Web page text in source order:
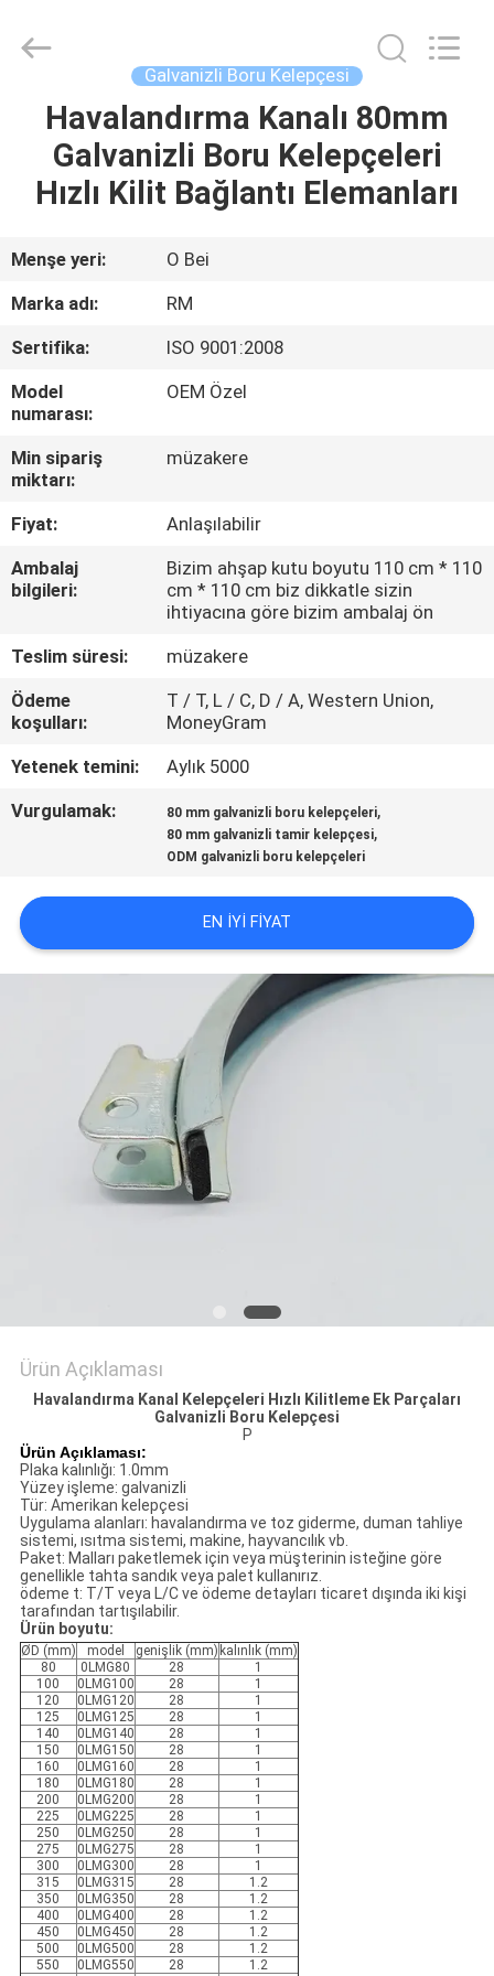
EVDE
ÜRÜNLER
HAKKIMIZDA
TURU
KONTROLÜ
BIZE
ULAŞIN
HABERLER
DURUMLAR
HARITASI
PRIVACY
POLICY
TRADE
CO.,LTD.
Galvanizli Boru Kelepçesi
Havalandırma Kanalı 80mm
Galvanizli Boru Kelepçeleri
Hızlı Kilit Bağlantı Elemanları
Menşe yeri:
O Bei
Marka adı:
RM
Sertifika:
ISO 9001:2008
Model
numarası:
OEM Özel
Min sipariş
miktarı:
müzakere
Fiyat:
Anlaşılabilir
Ambalaj
bilgileri:
Bizim ahşap kutu boyutu 110 cm * 110
cm * 110 cm biz dikkatle sizin
ihtiyacına göre bizim ambalaj ön
Teslim süresi:
müzakere
Ödeme
koşulları:
T / T, L / C, D / A, Western Union,
MoneyGram
Yetenek temini:
Aylık 5000
Vurgulamak:
80 mm galvanizli boru kelepçeleri,
80 mm galvanizli tamir kelepçesi,
ODM galvanizli boru kelepçeleri
EN IYI FIYAT
Ürün Açıklaması
Havalandırma Kanal Kelepçeleri Hızlı Kilitleme Ek Parçaları
Galvanizli Boru Kelepçesi
P
Ürün Açıklaması:
Plaka kalınlığı: 1.0mm
Yüzey işleme: galvanizli
Tür: Amerikan kelepçesi
Uygulama alanları: havalandırma ve toz giderme, duman tahliye
sistemi, ısıtma sistemi, makine, hayvancılık vb.
Paket: Malları paketlemek için veya müşterinin isteğine göre
genellikle tahta sandık veya palet kullanırız.
ödeme t: T/T veya L/C ve ödeme detayları ticaret dışında iki kişi
tarafından tartışılabilir.
Ürün boyutu:
ØD (mm) model genişlik (mm) kalınlık (mm)
80
0LMG80 28
1
100
0LMG100 28
1
120
0LMG120 28
1
125
0LMG125 28
1
140
0LMG140 28
1
150
0LMG150 28
1
160
0LMG160 28
1
180
0LMG180 28
1
200
0LMG200 28
1
225
0LMG225 28
1
250
0LMG250 28
1
275
0LMG275 28
1
300
0LMG300 28
1
315
0LMG315 28
1.2
350
0LMG350 28
1.2
400
0LMG400 28
1.2
450
0LMG450 28
1.2
500
0LMG500 28
1.2
550
0LMG550 28
1.2